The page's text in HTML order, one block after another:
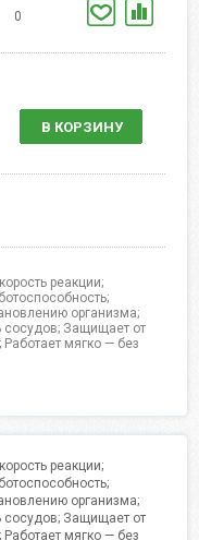
0
В КОРЗИНУ
реакции;
организма;
сосудов; Защищает от
мягко — без
реакции;
организма;
сосудов; Защищает от
мягко — без